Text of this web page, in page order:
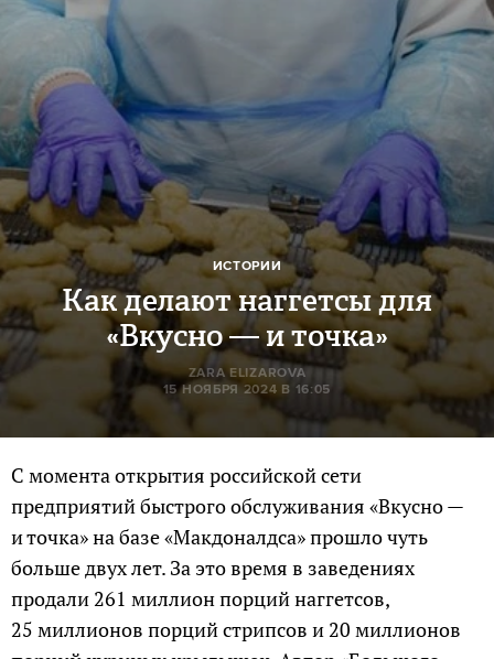
ИСТОРИИ
Как делают наггетсы для
«Вкусно — и точка»
ZARA ELIZAROVA
15 НОЯБРЯ 2024 В 16:05
С момента открытия российской сети
предприятий быстрого обслуживания «Вкусно —
и точка» на базе «Макдоналдса» прошло чуть
больше двух лет. За это время в заведениях
продали 261 миллион порций наггетсов,
25 миллионов порций стрипсов и 20 миллионов